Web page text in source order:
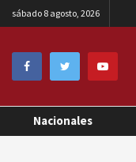
sábado 8 agosto, 2026
Nacionales